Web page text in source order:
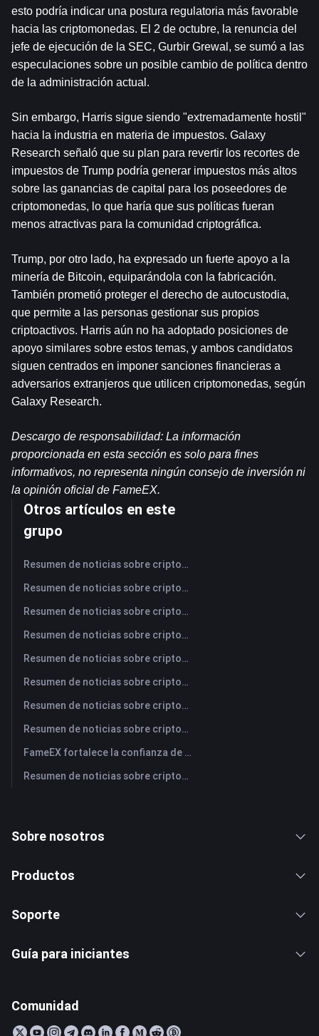
esto podría indicar una postura regulatoria más favorable
hacia las criptomonedas. El 2 de octubre, la renuncia del
jefe de ejecución de la SEC, Gurbir Grewal, se sumó a las
especulaciones sobre un posible cambio de política dentro
de la administración actual.
Sin embargo, Harris sigue siendo "extremadamente hostil"
hacia la industria en materia de impuestos. Galaxy
Research señaló que su plan para revertir los recortes de
impuestos de Trump podría generar impuestos más altos
sobre las ganancias de capital para los poseedores de
criptomonedas, lo que haría que sus políticas fueran
menos atractivas para la comunidad criptográfica.
Trump, por otro lado, ha expresado un fuerte apoyo a la
minería de Bitcoin, equiparándola con la fabricación.
También prometió proteger el derecho de autocustodia,
que permite a las personas gestionar sus propios
criptoactivos. Harris aún no ha adoptado posiciones de
apoyo similares sobre estos temas, y ambos candidatos
siguen centrados en imponer sanciones financieras a
adversarios extranjeros que utilicen criptomonedas, según
Galaxy Research.
Descargo de responsabilidad: La información
proporcionada en esta sección es solo para fines
informativos, no representa ningún consejo de inversión ni
la opinión oficial de FameEX.
Otros artículos en este
grupo
Resumen de noticias sobre criptomonedas de FameEX de hoy | 7 de agosto de 2026
Resumen de noticias sobre criptomonedas de FameEX de hoy | 6 de agosto de 2026
Resumen de noticias sobre criptomonedas de FameEX de hoy | 5 de agosto de 2026
Resumen de noticias sobre criptomonedas de FameEX de hoy | 4 de agosto de 2026
Resumen de noticias sobre criptomonedas de FameEX de hoy | 3 de agosto de 2026
Resumen de noticias sobre criptomonedas de FameEX de hoy | 31 de julio de 2026
Resumen de noticias sobre criptomonedas de FameEX de hoy | 30 de julio de 2026
Resumen de noticias sobre criptomonedas de FameEX de hoy | 29 de julio de 2026
FameEX fortalece la confianza de los usuarios a través de ocho años de operaciones estables y crecimiento global
Resumen de noticias sobre criptomonedas de FameEX de hoy | 28 de julio de 2026
Sobre nosotros
Productos
Soporte
Guía para iniciantes
Comunidad